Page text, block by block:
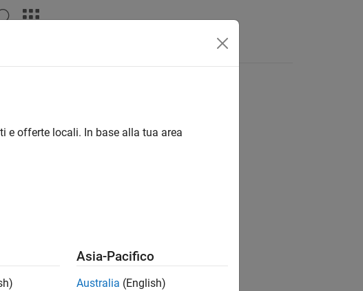
e offerte locali. In base alla tua area
Asia-Pacifico
Australia (English)